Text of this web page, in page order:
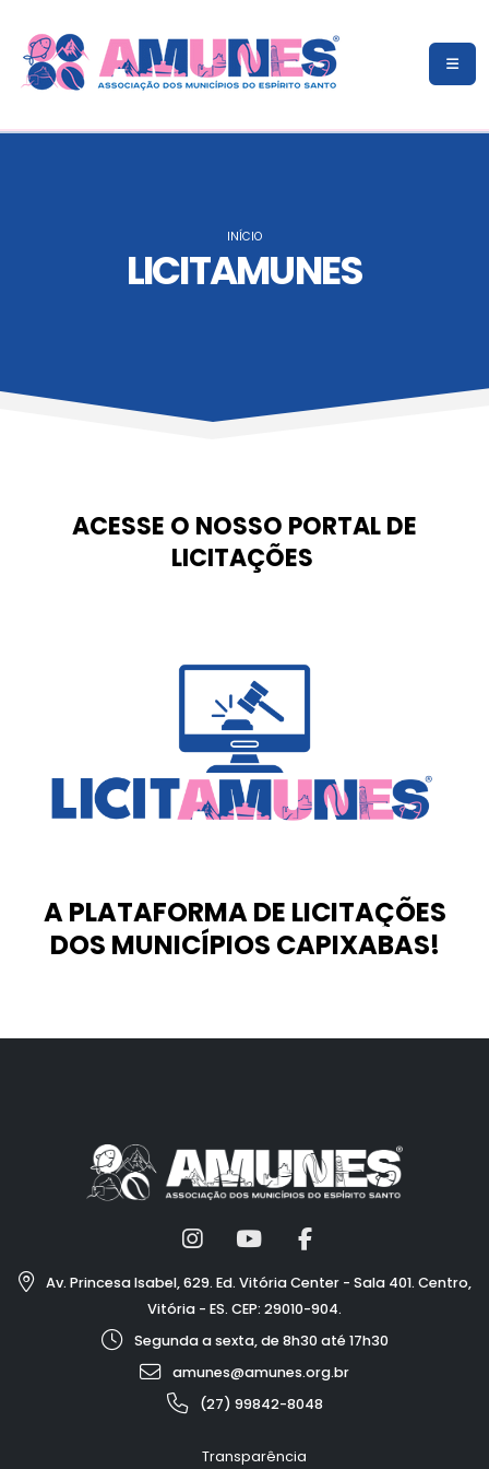
LICITAMUNES
INÍCIO
ACESSE O NOSSO PORTAL DE
LICITAÇÕES
A PLATAFORMA DE LICITAÇÕES
DOS MUNICÍPIOS CAPIXABAS!
Av. Princesa Isabel, 629. Ed. Vitória Center - Sala 401. Centro,
Vitória - ES. CEP: 29010-904.
Segunda a sexta, de 8h30 até 17h30
amunes@amunes.org.br
(27) 99842-8048
Transparência